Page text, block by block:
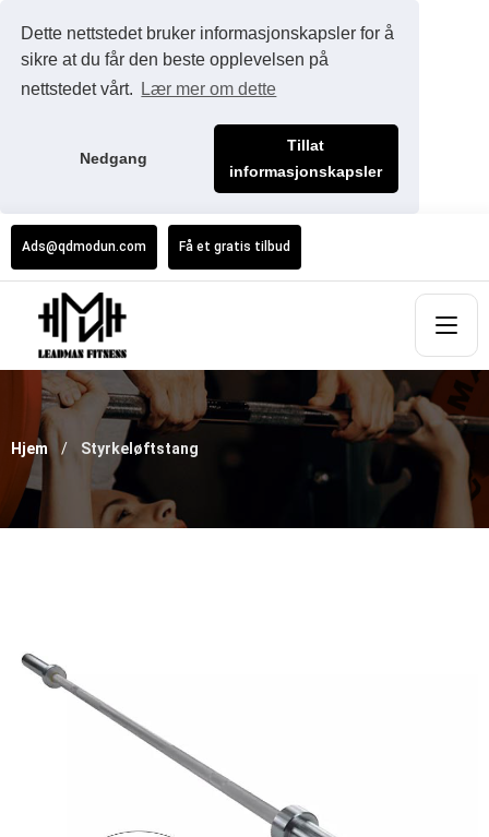
Dette nettstedet bruker informasjonskapsler for å
sikre at du får den beste opplevelsen på
nettstedet vårt.
Lær mer om dette
Nedgang
Tillat
informasjonskapsler
Ads@qdmodun.com Få et gratis tilbud
Hjem Styrkeløftstang